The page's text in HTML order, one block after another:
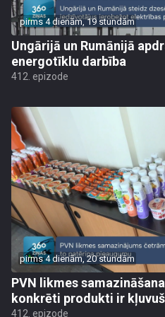
pirms 4 dienām, 19 stundām
Ungārijā un Rumānijā
energotīklu darbība
412. epizode
pirms 4 dienām, 20 stundām
PVN likmes
konkrēti produkti ir
412. epizode